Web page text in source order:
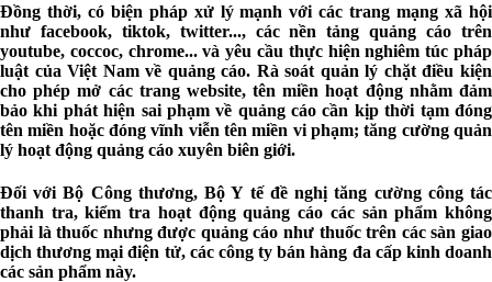
Đồng thời, có biện pháp xử lý mạnh với các trang mạng xã hội
như facebook, tiktok, twitter..., các nền tảng quảng cáo trên
youtube, coccoc, chrome... và yêu cầu thực hiện nghiêm túc pháp
luật của Việt Nam về quảng cáo. Rà soát quản lý chặt điều kiện
cho phép mở các trang website, tên miền hoạt động nhằm đảm
bảo khi phát hiện sai phạm về quảng cáo cần kịp thời tạm đóng
tên miền hoặc đóng vĩnh viễn tên miền vi phạm; tăng cường quản
lý hoạt động quảng cáo xuyên biên giới.
Đối với Bộ Công thương, Bộ Y tế đề nghị tăng cường công tác
thanh tra, kiểm tra hoạt động quảng cáo các sản phẩm không
phải là thuốc nhưng được quảng cáo như thuốc trên các sàn giao
dịch thương mại điện tử, các công ty bán hàng đa cấp kinh doanh
các sản phẩm này.